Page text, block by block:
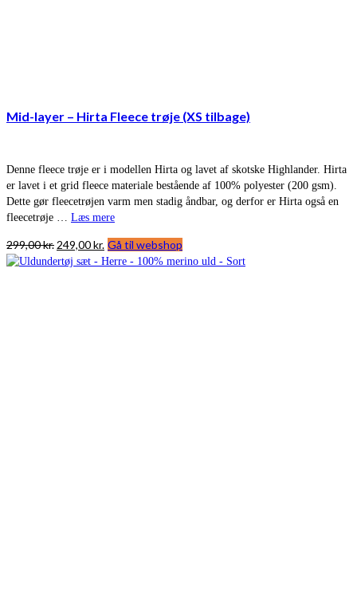
Mid-layer – Hirta Fleece trøje (XS tilbage)
Denne fleece trøje er i modellen Hirta og lavet af skotske Highlander. Hirta
er lavet i et grid fleece materiale bestående af 100% polyester (200 gsm).
Dette gør fleecetrøjen varm men stadig åndbar, og derfor er Hirta også en
fleecetrøje … Læs mere
299,00kr. Den
oprindelige
249,00kr. Den
aktuelle
Gå til webshop